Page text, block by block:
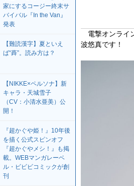
電撃オンライ
波悠真です！
家にするコージー終末サ
バイバル『In the Van』
発表
【難読漢字】夏といえ
ば“蕣”。読み方は？
【NIKKE×ペルソナ】新
キャラ・天城雪子
（CV：小清水亜美）公
開！
『超かぐや姫！』10年後
を描く公式スピンオフ
『超かぐやメシ！』も掲
載。WEBマンガレーベ
ル・ビビビコミックが創
刊